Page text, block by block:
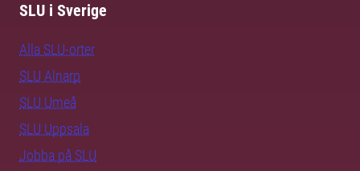
SLU i Sverige
Alla SLU-orter
SLU Alnarp
SLU Umeå
SLU Uppsala
Jobba på SLU